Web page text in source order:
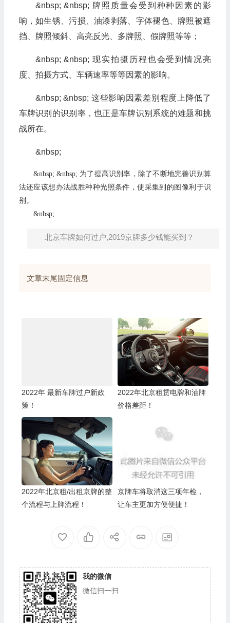
&nbsp; &nbsp; 牌照质量会受到种种因素的影
响，如生锈、污损、油漆剥落、字体褪色、牌照被遮
挡、牌照倾斜、高亮反光、多牌照、假牌照等等；
&nbsp; &nbsp; 现实拍摄历程也会受到情况亮
度、拍摄方式、车辆速率等等因素的影响。
&nbsp; &nbsp; 这些影响因素差别程度上降低了
车牌识别的识别率，也正是车牌识别系统的难题和挑
战所在。
&nbsp;
&nbsp; &nbsp; 为了提高识别率，除了不断地完善识别算
法还应该想办法战胜种种光照条件，使采集到的图像利于识
别。
&nbsp;
北京车牌如何过户,2019京牌多少钱能买到？
文章末尾固定信息
2022年 最新车牌过户新政
策！
2022年北京租赁电牌和油牌
价格差距！
2022年北京租/出租京牌的整
个流程与上牌流程！
京牌车将取消这三项年检，
让车主更加方便便捷！
我的微信
微信扫一扫